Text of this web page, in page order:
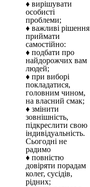
♦ вирішувати
особисті
проблеми;
♦ важливі рішення
приймати
самостійно:
♦ подбати про
найдорожчих вам
людей;
♦ при виборі
покладатися,
головним чином,
на власний смак;
♦ змінити
зовнішність,
підкреслити свою
індивідуальність.
Сьогодні не
радимо
♦ повністю
довіряти порадам
колег, сусідів,
рідних;